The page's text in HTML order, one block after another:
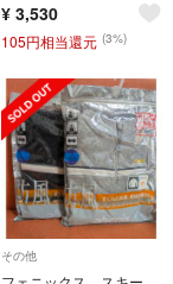
¥ 3,530
105円相当還元 (3%)
その他